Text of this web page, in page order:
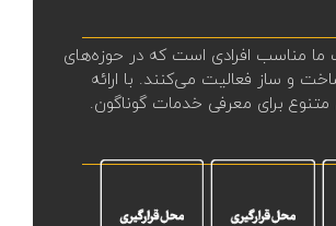
ما مناسب افرادی است که در حوزه‌های
و ساز فعالیت می‌کنند. با ارائه
برای معرفی خدمات گوناگون.